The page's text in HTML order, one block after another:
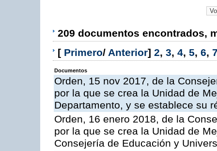
209 documentos encontrados,
[ Primero/ Anterior] 2, 3, 4, 5, 6,
Documentos
Orden, 15 nov 2017, de la
por la que se crea la Unidad de
Departamento, y se establece su
Orden, 16 enero 2018, de la
por la que se crea la Unidad de
Consejería de Educación y